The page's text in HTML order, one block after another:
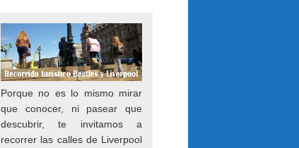
Porque no es lo mismo mirar
que conocer, ni pasear que
descubrir, te invitamos a
recorrer las calles de Liverpool